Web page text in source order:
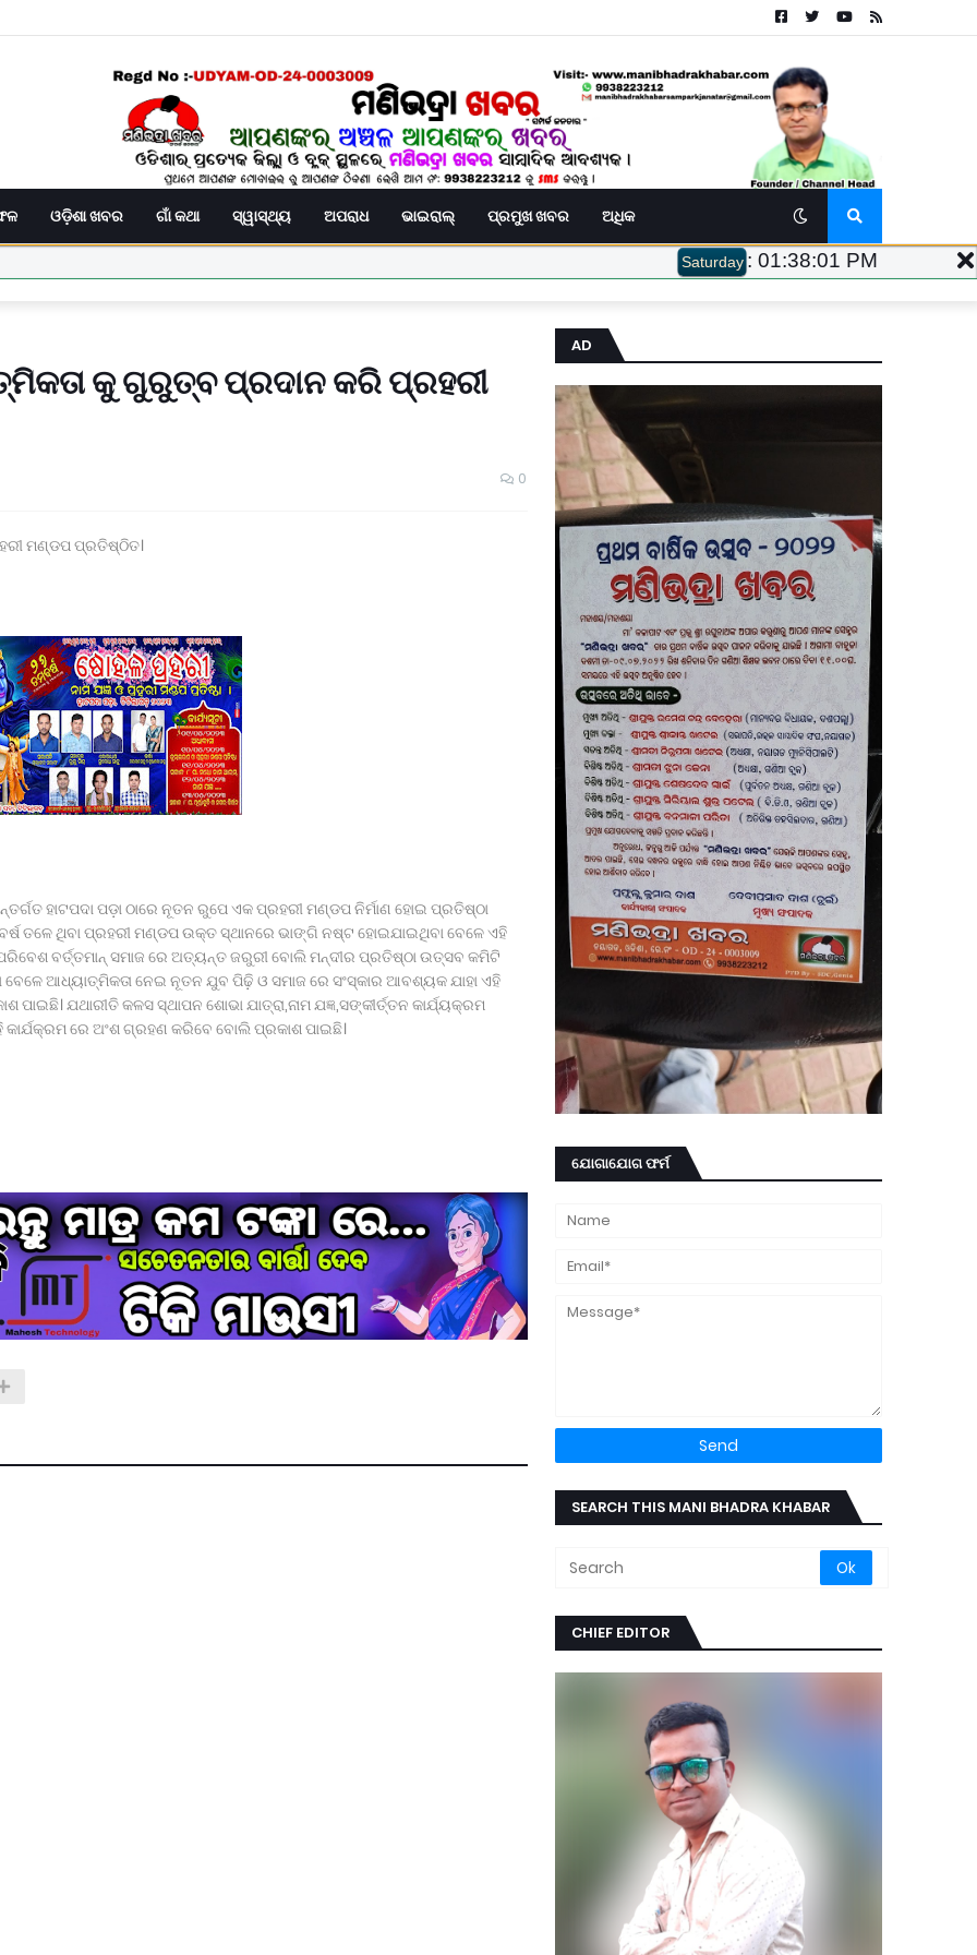
ଓଡ଼ିଶା ଖବର ଗାଁ କଥା ସ୍ୱାସ୍ଥ୍ୟ ଅପରାଧ ଭାଇରାଲ୍ ପ୍ରମୁଖ ଖବର ଅଧିକ
ଧାରଣା ଓ ବିଡ଼ିଓ ଙ୍କୁ ଦାବୀପତ୍ର ପ୍ରଦାନ
ହୋଇଥିବା ଦୁର୍ବ୍ୟବହାର ପ୍ରତିବାଦରେ ଗଣ ଧାରଣା।
ପାଇଁ ଉଚ୍ଚ ନ୍ୟାୟାଳୟଙ୍କ ଦ୍ବାରସ୍ଥ
ପ୍ରଦାନ କଲେ ରାଜ୍ୟପାଳ*
ଉଘଟିଥିବା ଘଟଣା ସମ୍ପର୍କରେ ।
Saturday: 01:38:02 PM
କୁ ଗୁରୁତ୍ବ ପ୍ରଦାନ କରି ପ୍ରହରୀ
0
ମଣ୍ଡପ ପ୍ରତିଷ୍ଠିତ।
ହାଟପଦା ପଡ଼ା ଠାରେ ନୂତନ ରୁପେ ଏକ ପ୍ରହରୀ ମଣ୍ଡପ ନିର୍ମାଣ ହୋଇ ପ୍ରତିଷ୍ଠା
ତଳେ ଥିବା ପ୍ରହରୀ ମଣ୍ଡପ ଉକ୍ତ ସ୍ଥାନରେ ଭାଙ୍ଗି ନଷ୍ଟ ହୋଇଯାଇଥିବା ବେଳେ ଏହି
ବର୍ତ୍ତମାନ୍ ସମାଜ ରେ ଅତ୍ୟନ୍ତ ଜରୁରୀ ବୋଲି ମନ୍ଦୀର ପ୍ରତିଷ୍ଠା ଉତ୍ସବ କମିଟି
ଆଧ୍ୟାତ୍ମିକତା ନେଇ ନୂତନ ଯୁବ ପିଢ଼ି ଓ ସମାଜ ରେ ସଂସ୍କାର ଆବଶ୍ୟକ ଯାହା ଏହି
ଯଥାରୀତି କଳସ ସ୍ଥାପନ ଶୋଭା ଯାତ୍ରା,ନାମ ଯଜ୍ଞ,ସଙ୍କୀର୍ତ୍ତନ କାର୍ଯ୍ୟକ୍ରମ
ରେ ଅଂଶ ଗ୍ରହଣ କରିବେ ବୋଲି ପ୍ରକାଶ ପାଇଛି।
AD
ଯୋଗାଯୋଗ ଫର୍ମ
SEARCH THIS MANI BHADRA KHABAR
CHIEF EDITOR